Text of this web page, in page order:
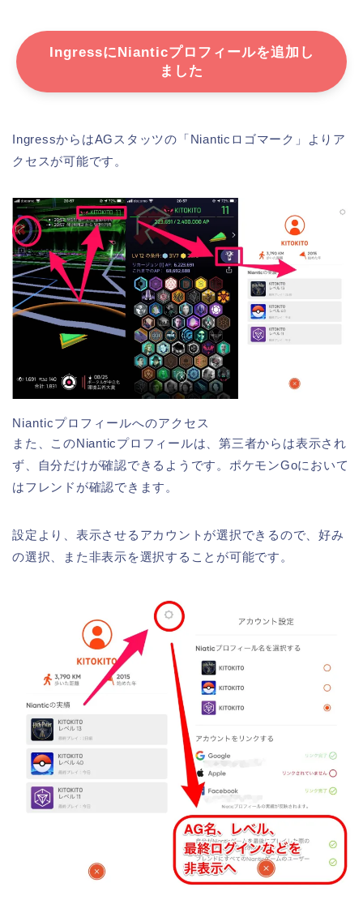
IngressにNianticプロフィールを追加し
ました
IngressからはAGスタッツの「Nianticロゴマーク」よりア
クセスが可能です。
Nianticプロフィールへのアクセス
また、このNianticプロフィールは、第三者からは表示され
ず、自分だけが確認できるようです。ポケモンGoにおいて
はフレンドが確認できます。
設定より、表示させるアカウントが選択できるので、好み
の選択、また非表示を選択することが可能です。